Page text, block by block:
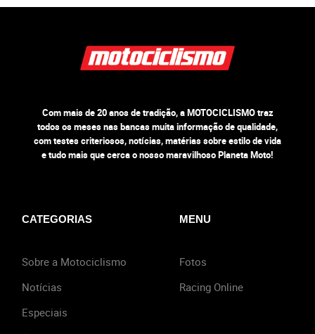
Com mais de 20 anos de tradição, a MOTOCICLISMO traz
todos os meses nas bancas muita informação de qualidade,
com testes criteriosos, notícias, matérias sobre estilo de vida
e tudo mais que cerca o nosso maravilhoso Planeta Moto!
CATEGORIAS
Sobre a Motociclismo
Notícias
Especiais
MENU
Fotos
Racing Online